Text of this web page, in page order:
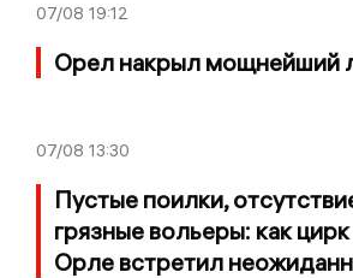
07/08 19:12
Орел накрыл мощнейший
07/08 13:30
Пустые поилки,
грязные вольеры: как
Орле встретил